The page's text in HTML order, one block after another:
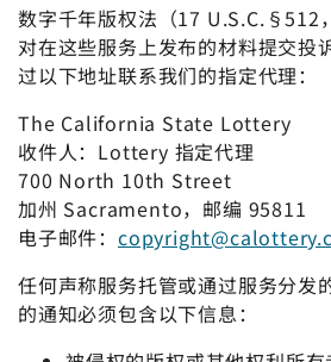
数字千年版权法（17 U.S.C.§512
对在这些服务上发布的材料提交投
过以下地址联系我们的指定代理：
The California State Lottery
收件人：Lottery 指定代理
700 North 10th Street
加州 Sacramento，邮编 95811
电子邮件：
任何声称服务托管或通过服务分发
的通知必须包含以下信息：